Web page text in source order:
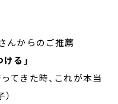
んからのご推薦
る」
てきた時、これが本当